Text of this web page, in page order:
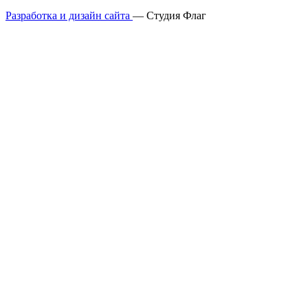
Разработка и дизайн сайта — Студия Флаг